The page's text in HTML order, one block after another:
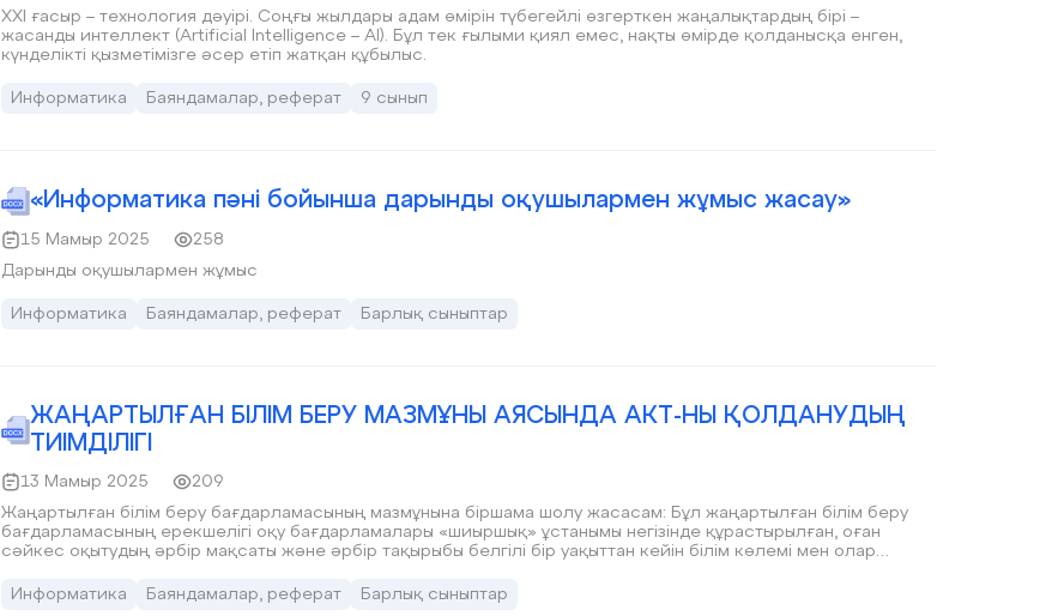
XXI ғасыр – технология дәуірі. Соңғы жылдары адам өмірін түбегейлі өзгерткен жаңалықтардың бірі –
жасанды интеллект (Artificial Intelligence – AI). Бұл тек ғылыми қиял емес, нақты өмірде қолданысқа енген,
күнделікті қызметімізге әсер етіп жатқан құбылыс.
Информатика Баяндамалар, реферат 9 сынып
«Информатика пәні бойынша дарынды оқушылармен жұмыс жасау»
15 Мамыр 2025
258
Дарынды оқушылармен жұмыс
Информатика Баяндамалар, реферат Барлық сыныптар
ЖАҢАРТЫЛҒАН БІЛІМ БЕРУ МАЗМҰНЫ АЯСЫНДА АКТ-НЫ ҚОЛДАНУДЫҢ
ТИІМДІЛІГІ
13 Мамыр 2025
209
Жаңартылған білім беру бағдарламасының мазмұнына біршама шолу жасасам: Бұл жаңартылған білім беру
бағдарламасының ерекшелігі оқу бағдарламалары «шиыршық» ұстанымы негізінде құрастырылған, оған
сәйкес оқытудың әрбір мақсаты және әрбір тақырыбы белгілі бір уақыттан кейін білім көлемі мен олар
Информатика
Баяндамалар, реферат Барлық сыныптар